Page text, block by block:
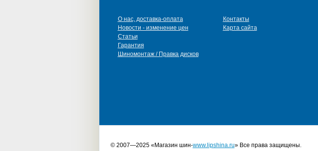
О нас, доставка-оплата
Новости - изменение цен
Статьи
Гарантия
Шиномонтаж / Правка дисков
Контакты
Карта сайта
© 2007—2025 «Магазин шин-www.lipshina.ru» Все права защищены.